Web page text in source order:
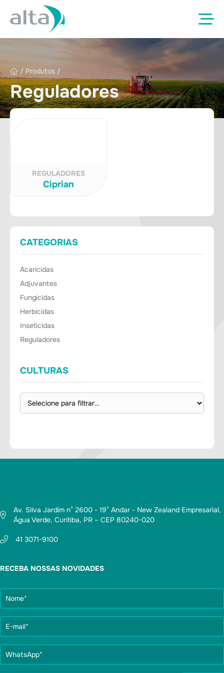
/ Produtos /
Reguladores
CATEGORIAS
Acaricidas
Adjuvantes
Fungicidas
Herbicidas
Inseticidas
Reguladores
CULTURAS
REGULADORES
Ciprian
Av. Silva Jardim n° 2600 - 19° Andar - New Zealand Empresarial,
Água Verde, Curitiba, PR – CEP 80240-020
41 3071-9100
RECEBA NOSSAS NOVIDADES